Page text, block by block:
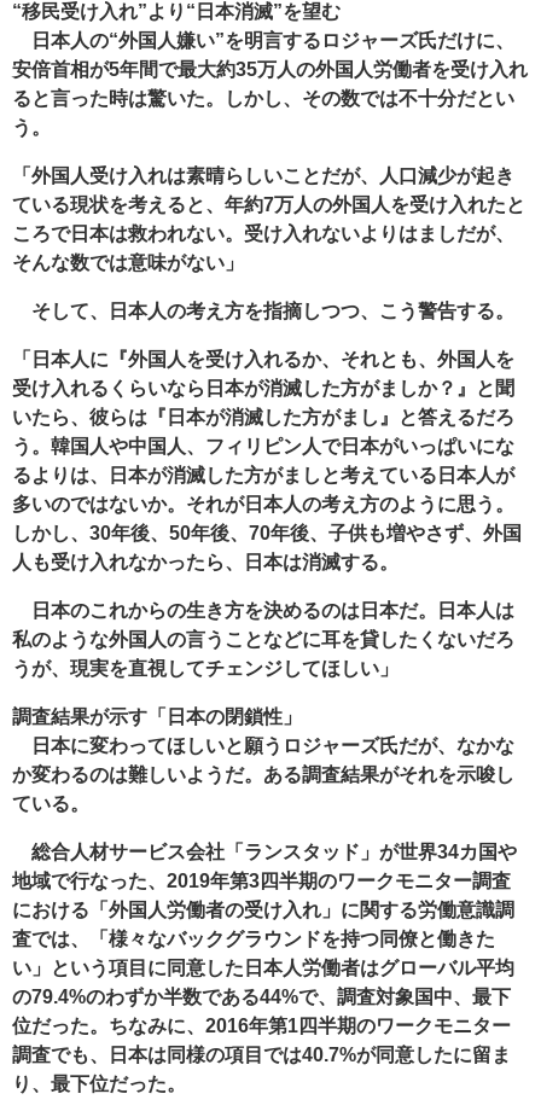
“移民受け入れ”より“日本消滅”を望む
日本人の“外国人嫌い”を明言するロジャーズ氏だけに、
安倍首相が5年間で最大約35万人の外国人労働者を受け入れ
ると言った時は驚いた。しかし、その数では不十分だとい
う。
「外国人受け入れは素晴らしいことだが、人口減少が起き
ている現状を考えると、年約7万人の外国人を受け入れたと
ころで日本は救われない。受け入れないよりはましだが、
そんな数では意味がない」
そして、日本人の考え方を指摘しつつ、こう警告する。
「日本人に『外国人を受け入れるか、それとも、外国人を
受け入れるくらいなら日本が消滅した方がましか？』と聞
いたら、彼らは『日本が消滅した方がまし』と答えるだろ
う。韓国人や中国人、フィリピン人で日本がいっぱいにな
るよりは、日本が消滅した方がましと考えている日本人が
多いのではないか。それが日本人の考え方のように思う。
しかし、30年後、50年後、70年後、子供も増やさず、外国
人も受け入れなかったら、日本は消滅する。
日本のこれからの生き方を決めるのは日本だ。日本人は
私のような外国人の言うことなどに耳を貸したくないだろ
うが、現実を直視してチェンジしてほしい」
調査結果が示す「日本の閉鎖性」
日本に変わってほしいと願うロジャーズ氏だが、なかな
か変わるのは難しいようだ。ある調査結果がそれを示唆し
ている。
総合人材サービス会社「ランスタッド」が世界34カ国や
地域で行なった、2019年第3四半期のワークモニター調査
における「外国人労働者の受け入れ」に関する労働意識調
査では、「様々なバックグラウンドを持つ同僚と働きた
い」という項目に同意した日本人労働者はグローバル平均
の79.4%のわずか半数である44%で、調査対象国中、最下
位だった。ちなみに、2016年第1四半期のワークモニター
調査でも、日本は同様の項目では40.7%が同意したに留ま
り、最下位だった。